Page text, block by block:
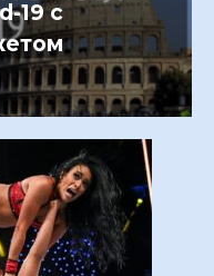
19 с